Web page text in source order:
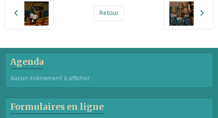
Retour
Agenda
Aucun évènement à afficher.
Formulaires en ligne